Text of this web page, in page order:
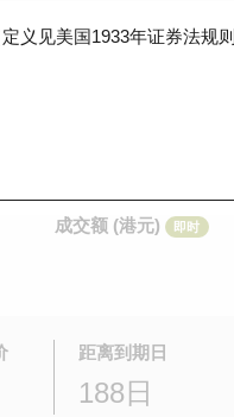
义见美国1933年证券法规
团
成交额 (港元)
即时
距离到期日
188日